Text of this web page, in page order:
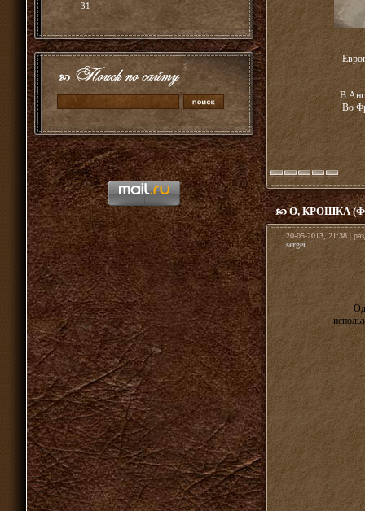
31
В
Во
О, КРОШКА
20-05-2013, 21:38 |
sergei